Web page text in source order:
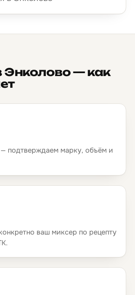
Энколово — как
подтверждаем марку, объём и
ваш миксер по рецепту